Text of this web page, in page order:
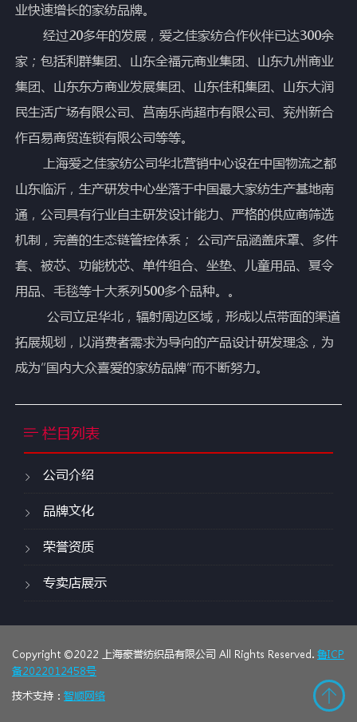
业快速增长的家纺品牌。
经过20多年的发展，爱之佳家纺合作伙伴已达300余
家；包括利群集团、山东全福元商业集团、山东九州商业
集团、山东东方商业发展集团、山东佳和集团、山东大润
民生活广场有限公司、莒南乐尚超市有限公司、兖州新合
作百易商贸连锁有限公司等等。
上海爱之佳家纺公司华北营销中心设在中国物流之都
山东临沂，生产研发中心坐落于中国最大家纺生产基地南
通，公司具有行业自主研发设计能力、严格的供应商筛选
机制，完善的生态链管控体系； 公司产品涵盖床罩、多件
套、被芯、功能枕芯、单件组合、坐垫、儿童用品、夏令
用品、毛毯等十大系列500多个品种。。
公司立足华北，辐射周边区域，形成以点带面的渠道
拓展规划，以消费者需求为导向的产品设计研发理念，为
成为“国内大众喜爱的家纺品牌”而不断努力。
栏目列表
公司介绍
品牌文化
荣誉资质
专卖店展示
Copyright ©2022 上海豪誉纺织品有限公司 All Rights Reserved. 鲁ICP
备2022012458号
技术支持： 智顺网络